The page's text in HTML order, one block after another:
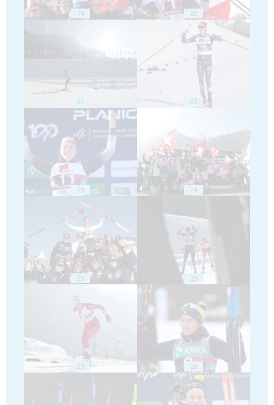
19 20
21 22
23 24
25 26
27 28